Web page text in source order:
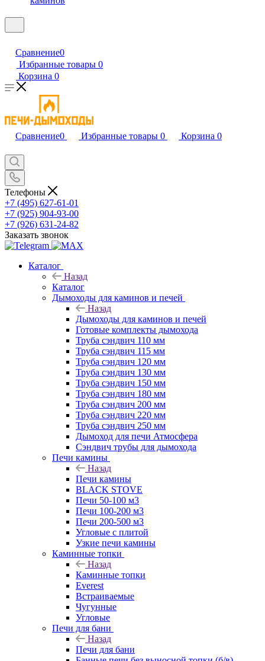
Сравнение0
Избранные товары 0
Корзина 0
Сравнение0 Избранные товары 0 Корзина 0
Телефоны
+7 (495) 627-61-01
+7 (925) 904-93-00
+7 (926) 631-24-82
Заказать звонок
Каталог
Назад
Каталог
Дымоходы для каминов и печей
Назад
Дымоходы для каминов и печей
Готовые комплекты дымохода
Труба сэндвич 110 мм
Труба сэндвич 115 мм
Труба сэндвич 120 мм
Труба сэндвич 130 мм
Труба сэндвич 150 мм
Труба сэндвич 180 мм
Труба сэндвич 200 мм
Труба сэндвич 220 мм
Труба сэндвич 250 мм
Дымоход для печи Атмосфера
Сэндвич трубы для дымохода
Печи камины
Назад
Печи камины
BLACK STOVE
Печи 50-100 м3
Печи 100-200 м3
Печи 200-500 м3
Угловые с плитой
Узкие печи камины
Каминные топки
Назад
Каминные топки
Everest
Встраиваемые
Чугунные
Угловые
Печи для бани
Назад
Печи для бани